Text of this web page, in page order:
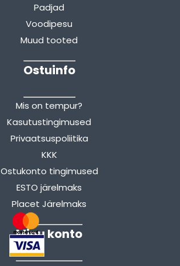
Padjad
Voodipesu
Muud tooted
Ostuinfo
Mis on tempur?
Kasutustingimused
Privaatsuspoliitika
KKK
Ostukonto tingimused
ESTO järelmaks
Placet Järelmaks
Minu konto